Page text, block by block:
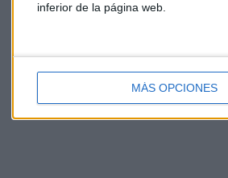
inferior de la página web.
MÁS OPCIONES